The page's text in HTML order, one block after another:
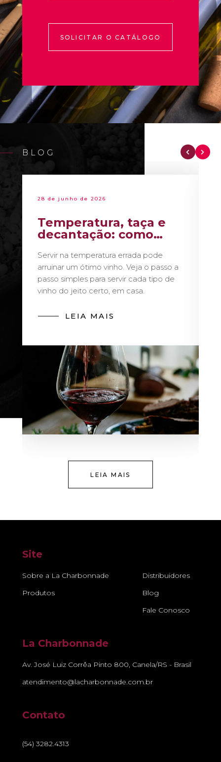
SOLICITAR O CATÁLOGO
BLOG
28 de junho de 2026
Temperatura, taça e
decantação: como
sommelier
Servir na temperatura errada pode
arruinar um ótimo vinho. Veja o passo a
passo simples para servir cada tipo de
vinho do jeito certo, em casa.
LEIA MAIS
LEIA MAIS
Site
Sobre a La Charbonnade
Produtos
Distribuidores
Blog
Fale Conosco
La Charbonnade
Av. José Luiz Corrêa Pinto 800, Canela/RS - Brasil
atendimento@lacharbonnade.com.br
Contato
(54) 3282.4313